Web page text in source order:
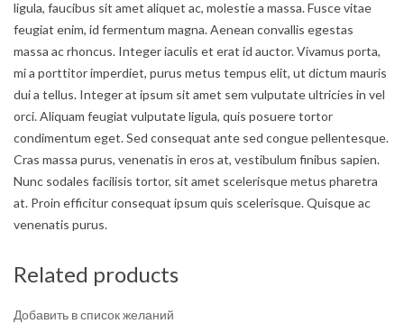
ligula, faucibus sit amet aliquet ac, molestie a massa. Fusce vitae
feugiat enim, id fermentum magna. Aenean convallis egestas
massa ac rhoncus. Integer iaculis et erat id auctor. Vivamus porta,
mi a porttitor imperdiet, purus metus tempus elit, ut dictum mauris
dui a tellus. Integer at ipsum sit amet sem vulputate ultricies in vel
orci. Aliquam feugiat vulputate ligula, quis posuere tortor
condimentum eget. Sed consequat ante sed congue pellentesque.
Cras massa purus, venenatis in eros at, vestibulum finibus sapien.
Nunc sodales facilisis tortor, sit amet scelerisque metus pharetra
at. Proin efficitur consequat ipsum quis scelerisque. Quisque ac
venenatis purus.
Related products
Добавить в список желаний